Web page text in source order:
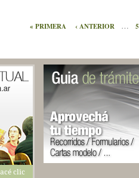
« PRIMERA ‹ ANTERIOR … 5